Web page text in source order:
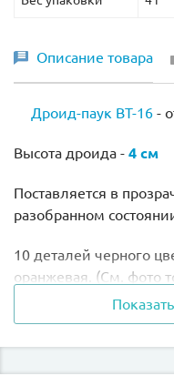
Описание товара
Дроид-паук ВТ-16 -
Высота дроида - 4 см
Поставляется в
разобранном
10 деталей черного
оранжевая. (См. фото